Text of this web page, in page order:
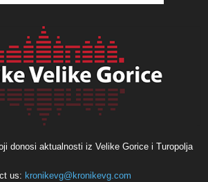
donosi aktualnosti iz Velike Gorice i Turopolja
us: kronikevg@kronikevg.com